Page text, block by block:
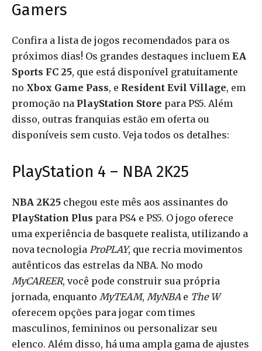
Gamers
Confira a lista de jogos recomendados para os
próximos dias! Os grandes destaques incluem EA
Sports FC 25, que está disponível gratuitamente
no Xbox Game Pass, e Resident Evil Village, em
promoção na PlayStation Store para PS5. Além
disso, outras franquias estão em oferta ou
disponíveis sem custo. Veja todos os detalhes:
PlayStation 4 – NBA 2K25
NBA 2K25 chegou este mês aos assinantes do
PlayStation Plus para PS4 e PS5. O jogo oferece
uma experiência de basquete realista, utilizando a
nova tecnologia ProPLAY, que recria movimentos
autênticos das estrelas da NBA. No modo
MyCAREER, você pode construir sua própria
jornada, enquanto MyTEAM, MyNBAe The W
oferecem opções para jogar com times
masculinos, femininos ou personalizar seu
elenco. Além disso, há uma ampla gama de ajustes